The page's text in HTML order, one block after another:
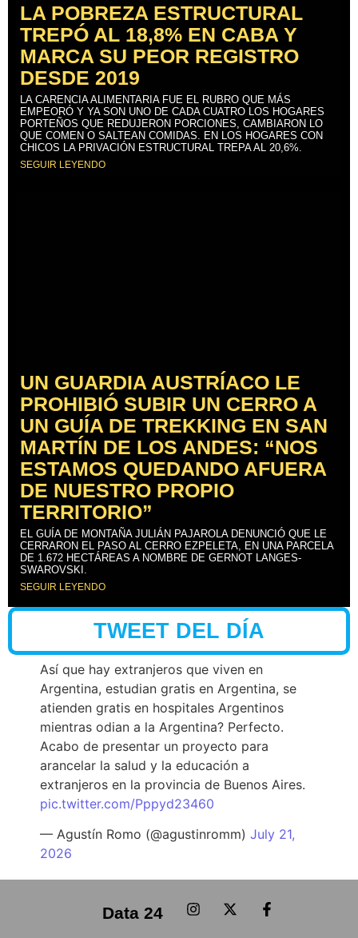
LA POBREZA ESTRUCTURAL
TREPÓ AL 18,8% EN CABA Y
MARCA SU PEOR REGISTRO
DESDE 2019
LA CARENCIA ALIMENTARIA FUE EL RUBRO QUE MÁS
EMPEORÓ Y YA SON UNO DE CADA CUATRO LOS HOGARES
PORTEÑOS QUE REDUJERON PORCIONES, CAMBIARON LO
QUE COMEN O SALTEAN COMIDAS. EN LOS HOGARES CON
CHICOS LA PRIVACIÓN ESTRUCTURAL TREPA AL 20,6%.
SEGUIR LEYENDO
UN GUARDIA AUSTRÍACO LE
PROHIBIÓ SUBIR UN CERRO A
UN GUÍA DE TREKKING EN SAN
MARTÍN DE LOS ANDES: “NOS
ESTAMOS QUEDANDO AFUERA
DE NUESTRO PROPIO
TERRITORIO”
EL GUÍA DE MONTAÑA JULIÁN PAJAROLA DENUNCIÓ QUE LE
CERRARON EL PASO AL CERRO EZPELETA, EN UNA PARCELA
DE 1.672 HECTÁREAS A NOMBRE DE GERNOT LANGES-
SWAROVSKI.
SEGUIR LEYENDO
TWEET DEL DÍA
Así que hay extranjeros que viven en
Argentina, estudian gratis en Argentina, se
atienden gratis en hospitales Argentinos
mientras odian a la Argentina? Perfecto.
Acabo de presentar un proyecto para
arancelar la salud y la educación a
extranjeros en la provincia de Buenos Aires.
pic.twitter.com/Pppyd23460
— Agustín Romo (@agustinromm) July 21,
2026
Data 24